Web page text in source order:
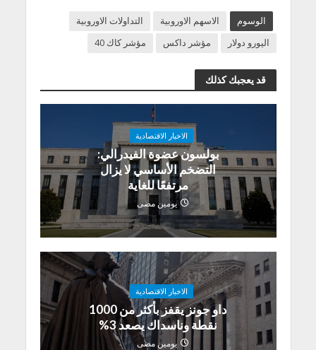
الوسوم الاسهم الاوروبية
التداولات الاوروبية
اليورو دولار
مؤشر داكس مؤشر كاك 40
قد يعجبك كذلك
الاخبار الاقتصادية
بولسون عضوة الفيدرالي:
التضخم الأساسي لا يزال
مرتفعًا للغاية
يومين مضى
الاخبار الاقتصادية
داو جونز يقفز بأكثر من 1000
نقطة وناسداك يصعد 3%
يومين مضى